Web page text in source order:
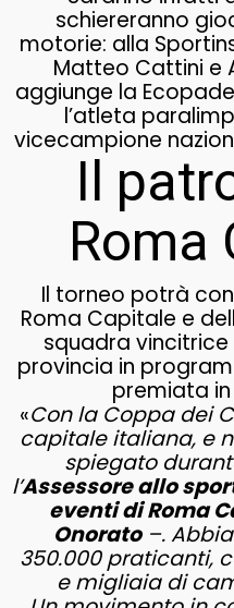
schiereranno
motorie: alla
Matteo Cattini e
aggiunge la
l’atleta
vicecampione
Il
Roma
Il torneo potrà
Roma Capitale e
squadra vincitrice
provincia in
premiata
«Con la Coppa dei
capitale italiana, e
spiegato
l’Assessore allo
eventi di Roma
Onorato–.
350.000 praticanti,
e migliaia di